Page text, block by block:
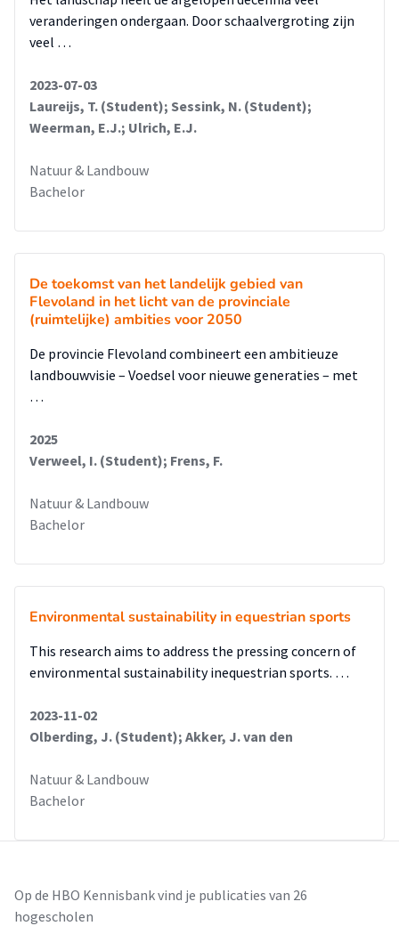
veranderingen ondergaan. Door schaalvergroting zijn
veel …
2023-07-03
Laureijs, T. (Student); Sessink, N. (Student);
Weerman, E.J.; Ulrich, E.J.
Natuur & Landbouw
Bachelor
De toekomst van het landelijk gebied van
Flevoland in het licht van de provinciale
(ruimtelijke) ambities voor 2050
De provincie Flevoland combineert een ambitieuze
landbouwvisie – Voedsel voor nieuwe generaties – met
…
2025
Verweel, I. (Student); Frens, F.
Natuur & Landbouw
Bachelor
Environmental sustainability in equestrian sports
This research aims to address the pressing concern of
environmental sustainability inequestrian sports. …
2023-11-02
Olberding, J. (Student); Akker, J. van den
Natuur & Landbouw
Bachelor
Op de HBO Kennisbank vind je publicaties van 26
hogescholen